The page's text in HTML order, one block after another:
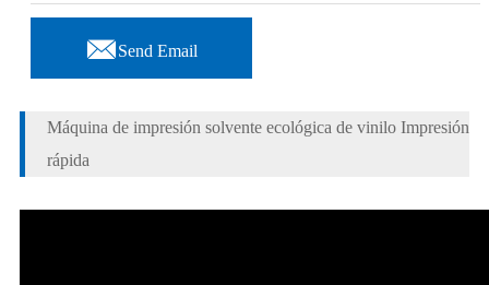
Send Email
Máquina de impresión solvente ecológica de vinilo Impresión
rápida